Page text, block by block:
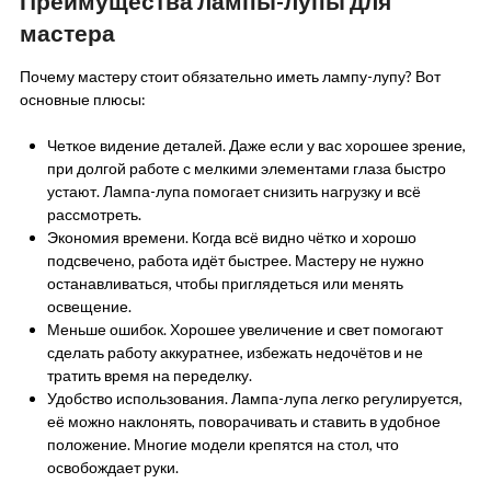
мастера
Почему мастеру стоит обязательно иметь лампу-лупу? Вот
основные плюсы:
Четкое видение деталей. Даже если у вас хорошее зрение,
при долгой работе с мелкими элементами глаза быстро
устают. Лампа-лупа помогает снизить нагрузку и всё
рассмотреть.
Экономия времени. Когда всё видно чётко и хорошо
подсвечено, работа идёт быстрее. Мастеру не нужно
останавливаться, чтобы приглядеться или менять
освещение.
Меньше ошибок. Хорошее увеличение и свет помогают
сделать работу аккуратнее, избежать недочётов и не
тратить время на переделку.
Удобство использования. Лампа-лупа легко регулируется,
её можно наклонять, поворачивать и ставить в удобное
положение. Многие модели крепятся на стол, что
освобождает руки.